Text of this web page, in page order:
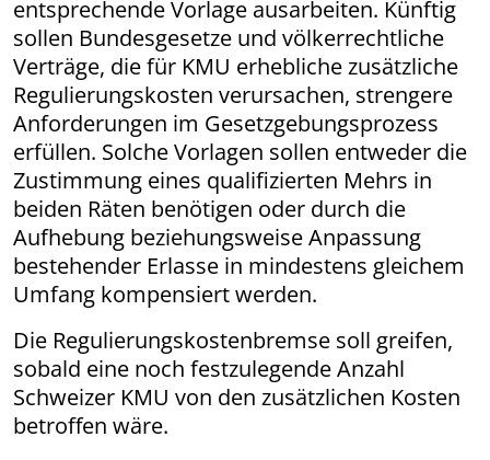
entsprechende Vorlage ausarbeiten. Künftig
sollen Bundesgesetze und völkerrechtliche
Verträge, die für KMU erhebliche zusätzliche
Regulierungskosten verursachen, strengere
Anforderungen im Gesetzgebungsprozess
erfüllen. Solche Vorlagen sollen entweder die
Zustimmung eines qualifizierten Mehrs in
beiden Räten benötigen oder durch die
Aufhebung beziehungsweise Anpassung
bestehender Erlasse in mindestens gleichem
Umfang kompensiert werden.
Die Regulierungskostenbremse soll greifen,
sobald eine noch festzulegende Anzahl
Schweizer KMU von den zusätzlichen Kosten
betroffen wäre.